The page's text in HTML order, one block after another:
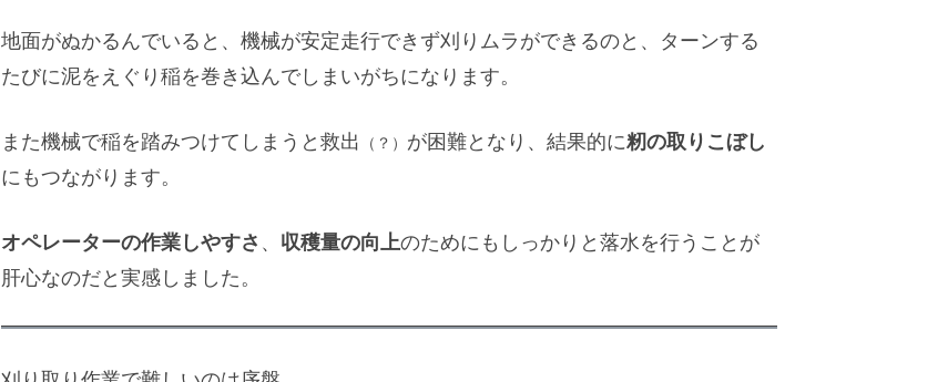
地面がぬかるんでいると、機械が安定走行できず刈りムラができるのと、ターンする
たびに泥をえぐり稲を巻き込んでしまいがちになります。
また機械で稲を踏みつけてしまうと救出 （？） が困難となり、結果的に籾の取りこぼし
にもつながります。
オペレーターの作業しやすさ 、 収穫量の向上のためにもしっかりと落水を行うことが
肝心なのだと実感しました。